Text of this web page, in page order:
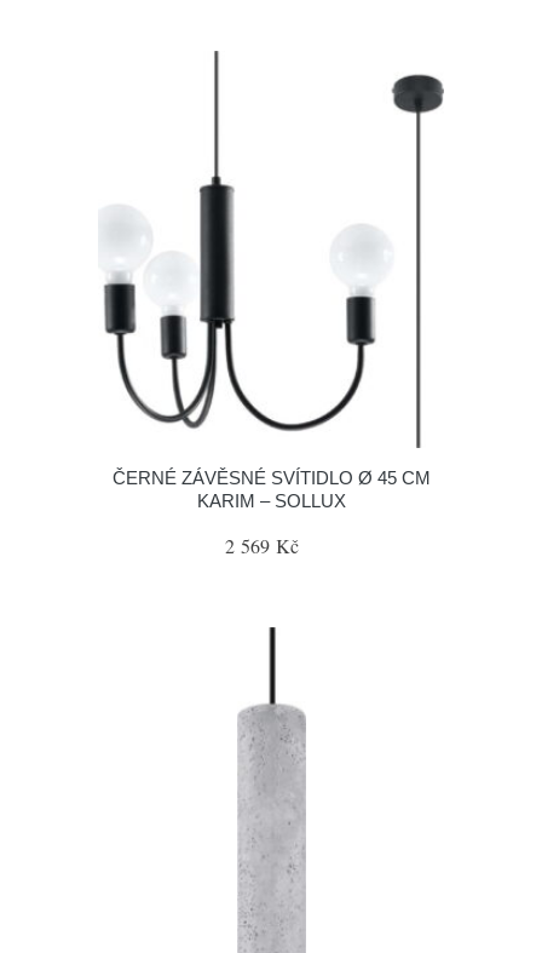
ČERNÉ ZÁVĚSNÉ SVÍTIDLO Ø 45 CM
KARIM – SOLLUX
2 569 Kč